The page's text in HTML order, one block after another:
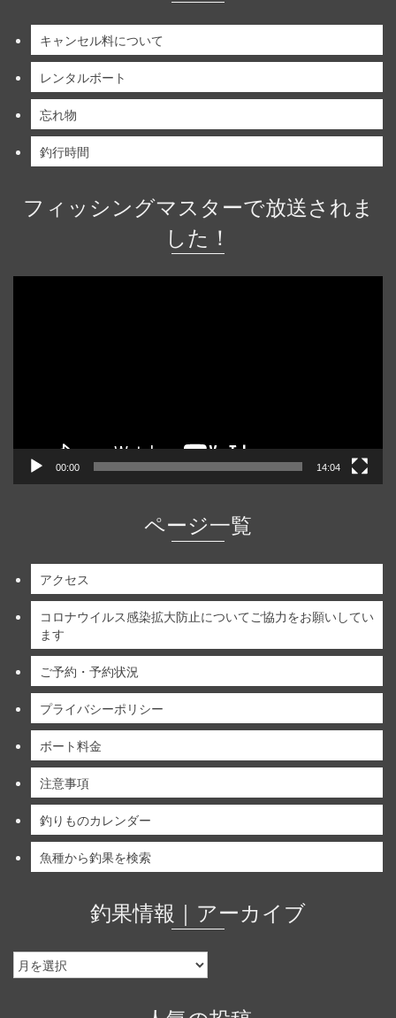
キャンセル料について
レンタルボート
忘れ物
釣行時間
フィッシングマスターで放送されま
した！
00:00 14:04
ページ一覧
アクセス
コロナウイルス感染拡大防止についてご協力をお願いしてい
ます
ご予約・予約状況
プライバシーポリシー
ボート料金
注意事項
釣りものカレンダー
魚種から釣果を検索
釣果情報｜アーカイブ
釣
果